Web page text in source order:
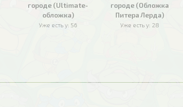
городе (Ultimate-
обложка)
Уже есть у: 56
городе (Обложка
Питера Лерда)
Уже есть у: 28